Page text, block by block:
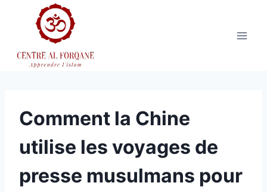
Comment la Chine
utilise les voyages de
presse musulmans pour